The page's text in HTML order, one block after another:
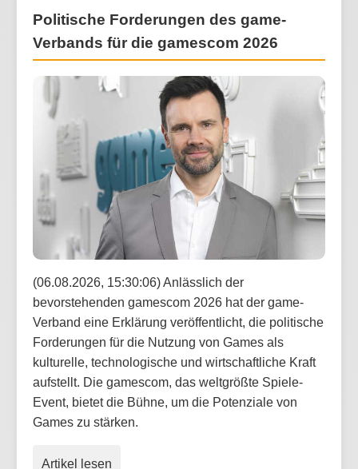
Politische Forderungen des game-
Verbands für die gamescom 2026
(06.08.2026, 15:30:06) Anlässlich der
bevorstehenden gamescom 2026 hat der game-
Verband eine Erklärung veröffentlicht, die politische
Forderungen für die Nutzung von Games als
kulturelle, technologische und wirtschaftliche Kraft
aufstellt. Die gamescom, das weltgrößte Spiele-
Event, bietet die Bühne, um die Potenziale von
Games zu stärken.
Artikel lesen